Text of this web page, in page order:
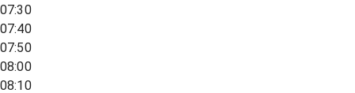
07:30
07:40
07:50
08:00
08:10